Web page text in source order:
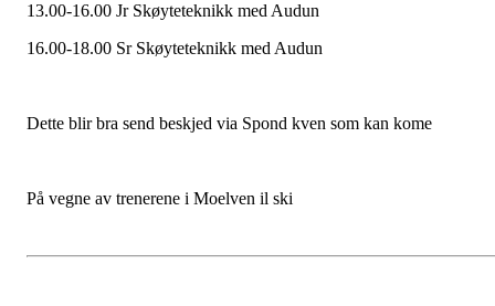
13.00-16.00 Jr Skøyteteknikk med Audun
16.00-18.00 Sr Skøyteteknikk med Audun
Dette blir bra send beskjed via Spond kven som kan kome
På vegne av trenerene i Moelven il ski